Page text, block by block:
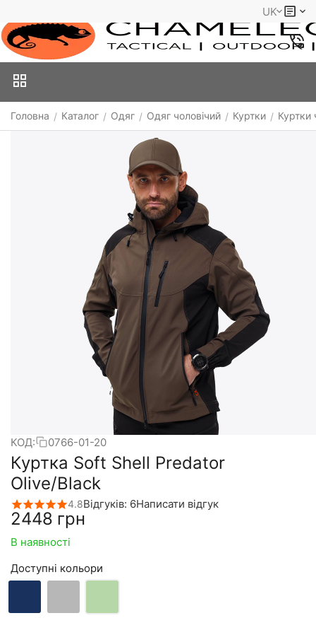
UK
Головна / Каталог / Одяг / Одяг чоловічий / Куртки / Куртки
КОД: 0766-01-20
Куртка Soft Shell Predator
Olive/Black
4.8Відгуків: 6Написати відгук
‍2448‍ грн
В наявності
Доступні кольори